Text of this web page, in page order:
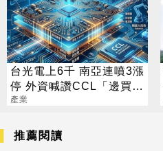
台光電上6千 南亞連噴3漲
停 外資喊讚CCL「邊買邊
升評」
產業
推薦閱讀